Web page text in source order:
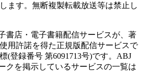
ます。無断複製転載放送等は禁止し
書店・電子書籍配信サービスが、著
用許諾を得た正規版配信サービスで
(登録番号 第6091713号)です。ABJ
クを掲示しているサービスの一覧は